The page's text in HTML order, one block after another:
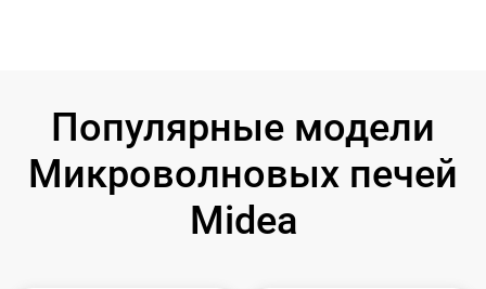
Популярные модели
Микроволновых печей
Midea